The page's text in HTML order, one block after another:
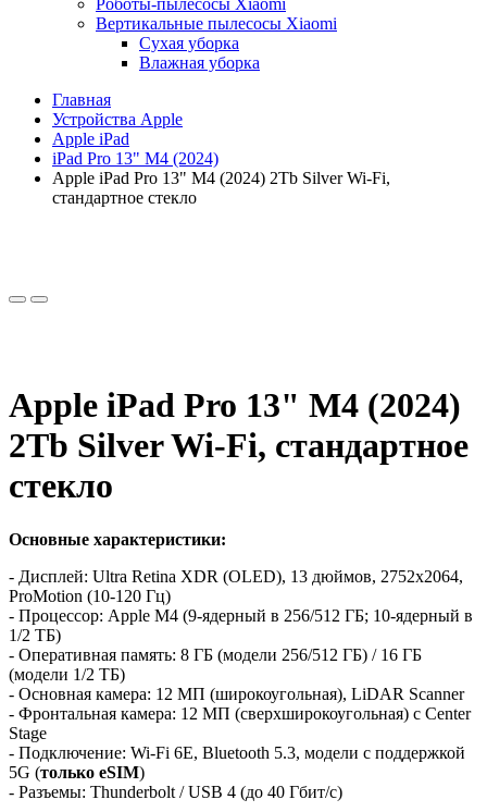
Роботы-пылесосы Xiaomi
Вертикальные пылесосы Xiaomi
Сухая уборка
Влажная уборка
Главная
Устройства Apple
Apple iPad
iPad Pro 13" M4 (2024)
Apple iPad Pro 13" M4 (2024) 2Tb Silver Wi-Fi,
стандартное стекло
Apple iPad Pro 13" M4 (2024)
2Tb Silver Wi-Fi, стандартное
стекло
Основные характеристики:
- Дисплей: Ultra Retina XDR (OLED), 13 дюймов, 2752x2064,
ProMotion (10-120 Гц)
- Процессор: Apple M4 (9-ядерный в 256/512 ГБ; 10-ядерный в
1/2 ТБ)
- Оперативная память: 8 ГБ (модели 256/512 ГБ) / 16 ГБ
(модели 1/2 ТБ)
- Основная камера: 12 МП (широкоугольная), LiDAR Scanner
- Фронтальная камера: 12 МП (сверхширокоугольная) с Center
Stage
- Подключение: Wi-Fi 6E, Bluetooth 5.3, модели с поддержкой
5G (только eSIM)
- Разъемы: Thunderbolt / USB 4 (до 40 Гбит/с)